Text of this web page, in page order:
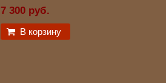
7 300 руб.
В корзину